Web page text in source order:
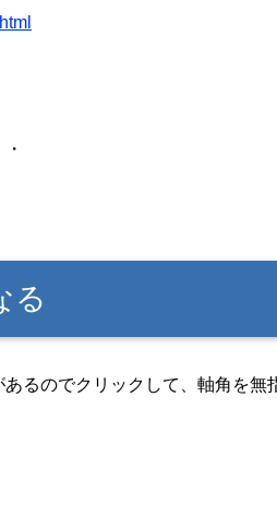
る
るのでクリックして、軸角を無